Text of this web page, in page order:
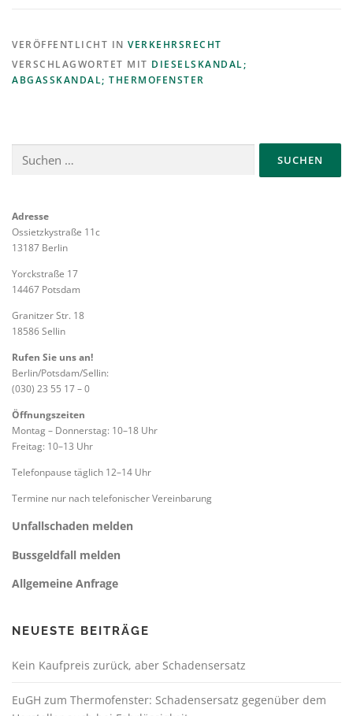
VERÖFFENTLICHT IN VERKEHRSRECHT
VERSCHLAGWORTET MIT DIESELSKANDAL;
ABGASSKANDAL; THERMOFENSTER
nach:
Adresse
Ossietzkystraße 11c
13187 Berlin
Yorckstraße 17
14467 Potsdam
Granitzer Str. 18
18586 Sellin
Rufen Sie uns an!
Berlin/Potsdam/Sellin:
(030) 23 55 17 – 0
Öffnungszeiten
Montag – Donnerstag: 10–18 Uhr
Freitag: 10–13 Uhr
Telefonpause täglich 12–14 Uhr
Termine nur nach telefonischer Vereinbarung
Unfallschaden melden
Bussgeldfall melden
Allgemeine Anfrage
NEUESTE BEITRÄGE
Kein Kaufpreis zurück, aber Schadensersatz
EuGH zum Thermofenster: Schadensersatz gegenüber dem